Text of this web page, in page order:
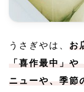
うさぎやは、 お
「喜作最中」
ニューや、季節